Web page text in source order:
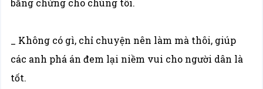
bằng chứng cho chúng tôi.
_ Không có gì, chỉ chuyện nên làm mà thôi, giúp
các anh phá án đem lại niềm vui cho người dân là
tốt.